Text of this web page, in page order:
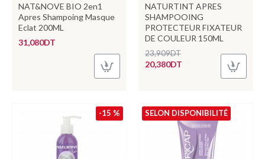
NAT&NOVE BIO 2en1
Apres Shampoing Masque
Eclat 200ML
31,080DT
NATURTINT APRES
SHAMPOOING
PROTECTEUR FIXATEUR
DE COULEUR 150ML
20,380DT
23,909DT
-15 % SELON DISPONIBILITÉ